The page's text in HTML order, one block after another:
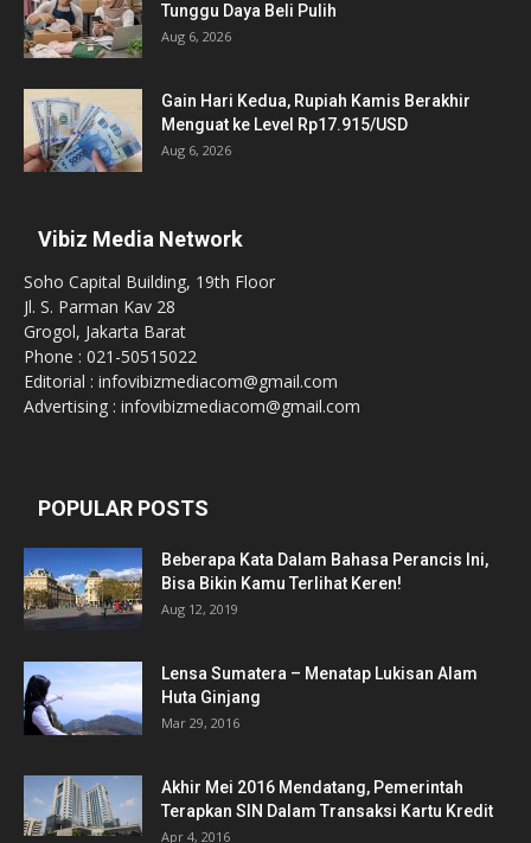
Tunggu Daya Beli Pulih
Aug 6, 2026
Gain Hari Kedua, Rupiah Kamis Berakhir
Menguat ke Level Rp17.915/USD
Aug 6, 2026
Vibiz Media Network
Soho Capital Building, 19th Floor
Jl. S. Parman Kav 28
Grogol, Jakarta Barat
Phone : 021-50515022
Editorial : infovibizmediacom@gmail.com
Advertising : infovibizmediacom@gmail.com
POPULAR POSTS
Beberapa Kata Dalam Bahasa Perancis Ini,
Bisa Bikin Kamu Terlihat Keren!
Aug 12, 2019
Lensa Sumatera – Menatap Lukisan Alam
Huta Ginjang
Mar 29, 2016
Akhir Mei 2016 Mendatang, Pemerintah
Terapkan SIN Dalam Transaksi Kartu Kredit
Apr 4, 2016